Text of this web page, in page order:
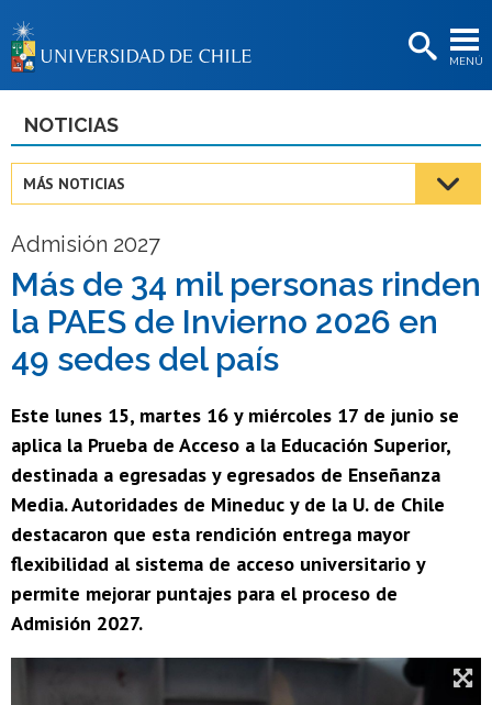
MENÚ
BIBLIOTECAS
Estudiantes
Funcionarias/os
Egresadas/os
NOTICIAS
MÁS NOTICIAS
Admisión 2027
Más de 34 mil personas rinden
la PAES de Invierno 2026 en
49 sedes del país
Este lunes 15, martes 16 y miércoles 17 de junio se
aplica la Prueba de Acceso a la Educación Superior,
destinada a egresadas y egresados de Enseñanza
Media. Autoridades de Mineduc y de la U. de Chile
destacaron que esta rendición entrega mayor
flexibilidad al sistema de acceso universitario y
permite mejorar puntajes para el proceso de
Admisión 2027.